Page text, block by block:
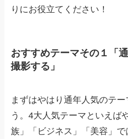
りにお役立てください！
おすすめテーマその１「
撮影する」
まずはやはり通年人気のテー
う。4大人気テーマといえば
族」「ビジネス」「美容」で